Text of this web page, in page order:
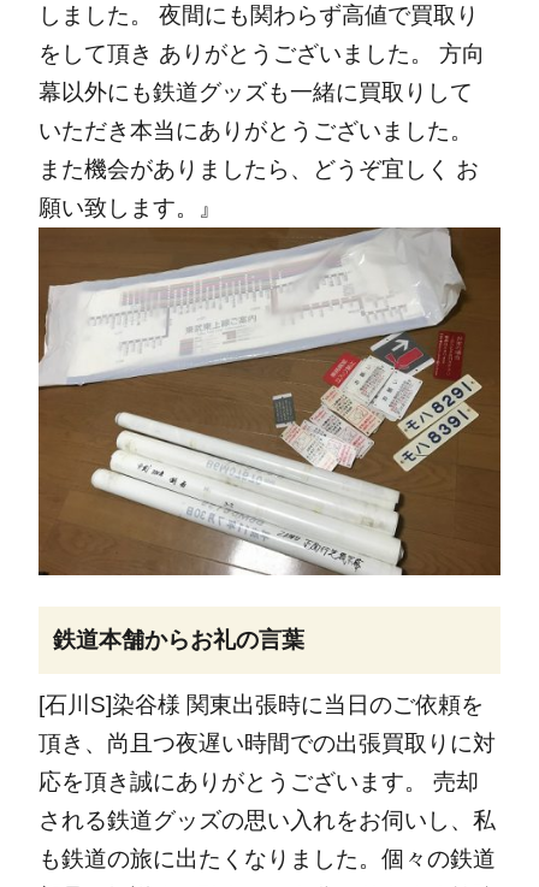
しました。 夜間にも関わらず高値で買取り
をして頂き ありがとうございました。 方向
幕以外にも鉄道グッズも一緒に買取りして
いただき本当にありがとうございました。
また機会がありましたら、どうぞ宜しく お
願い致します。』
鉄道本舗からお礼の言葉
[石川S]染谷様 関東出張時に当日のご依頼を
頂き、尚且つ夜遅い時間での出張買取りに対
応を頂き誠にありがとうございます。 売却
される鉄道グッズの思い入れをお伺いし、私
も鉄道の旅に出たくなりました。個々の鉄道